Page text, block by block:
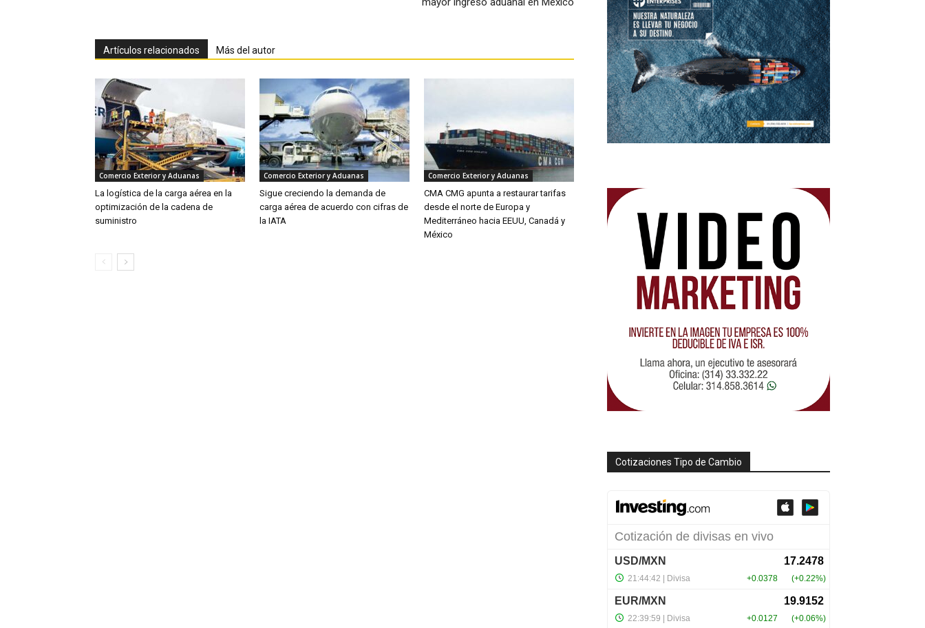
Artículos relacionados Más del autor
Comercio Exterior y Aduanas
La logística de la carga aérea en la
optimización de la cadena de
suministro
Comercio Exterior y Aduanas
Sigue creciendo la demanda de
carga aérea de acuerdo con cifras de
la IATA
Comercio Exterior y Aduanas
CMA CMG apunta a restaurar tarifas
desde el norte de Europa y
Mediterráneo hacia EEUU, Canadá y
México
Cotizaciones Tipo de Cambio